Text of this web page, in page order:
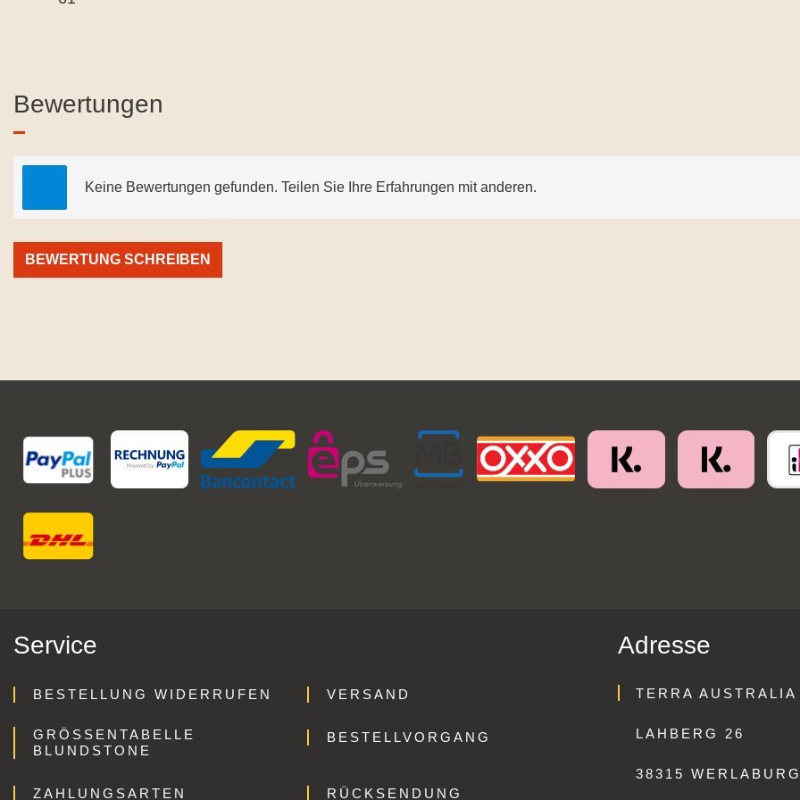
Bewertungen
Keine Bewertungen gefunden. Teilen Sie Ihre Erfahrungen mit anderen.
BEWERTUNG SCHREIBEN
Service
BESTELLUNG WIDERRUFEN VERSAND
GRÖSSENTABELLE B
LUNDSTONE
BESTELLVORGANG
ZAHLUNGSARTEN RÜCKSENDUNG
Adresse
TERRA AUSTRALIA
LAHBERG 26
38315